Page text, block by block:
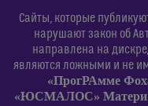
Сайты, которые
нарушают закон об
направлена на
являются ложными и не
«ПрогРАмме
«ЮСМАЛОС»